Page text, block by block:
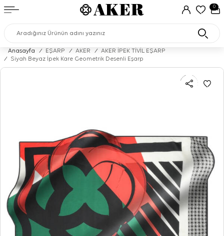
0
Anasayfa / EŞARP / AKER /
AKER İPEK TİVİL EŞARP
/
Siyah Beyaz İpek Kare Geometrik Desenli Eşarp